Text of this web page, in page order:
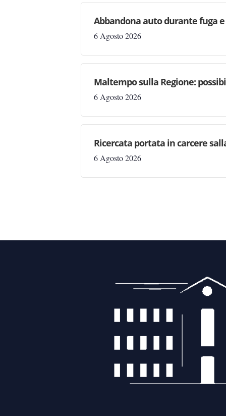
Abbandona auto durante fuga
6 Agosto 2026
Maltempo sulla Regione:
6 Agosto 2026
Ricercata portata in carcere
6 Agosto 2026